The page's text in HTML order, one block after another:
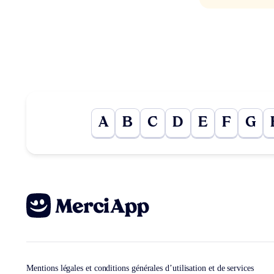
A B C D E F G
Mentions légales et conditions générales d’utilisation et de services